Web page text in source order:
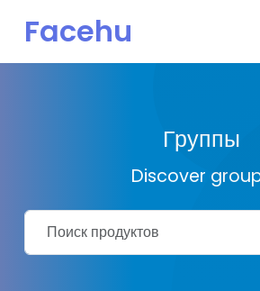
Facehu
Группы
Discover